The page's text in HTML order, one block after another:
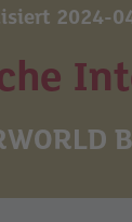
2024-